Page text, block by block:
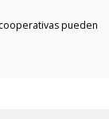
pueden